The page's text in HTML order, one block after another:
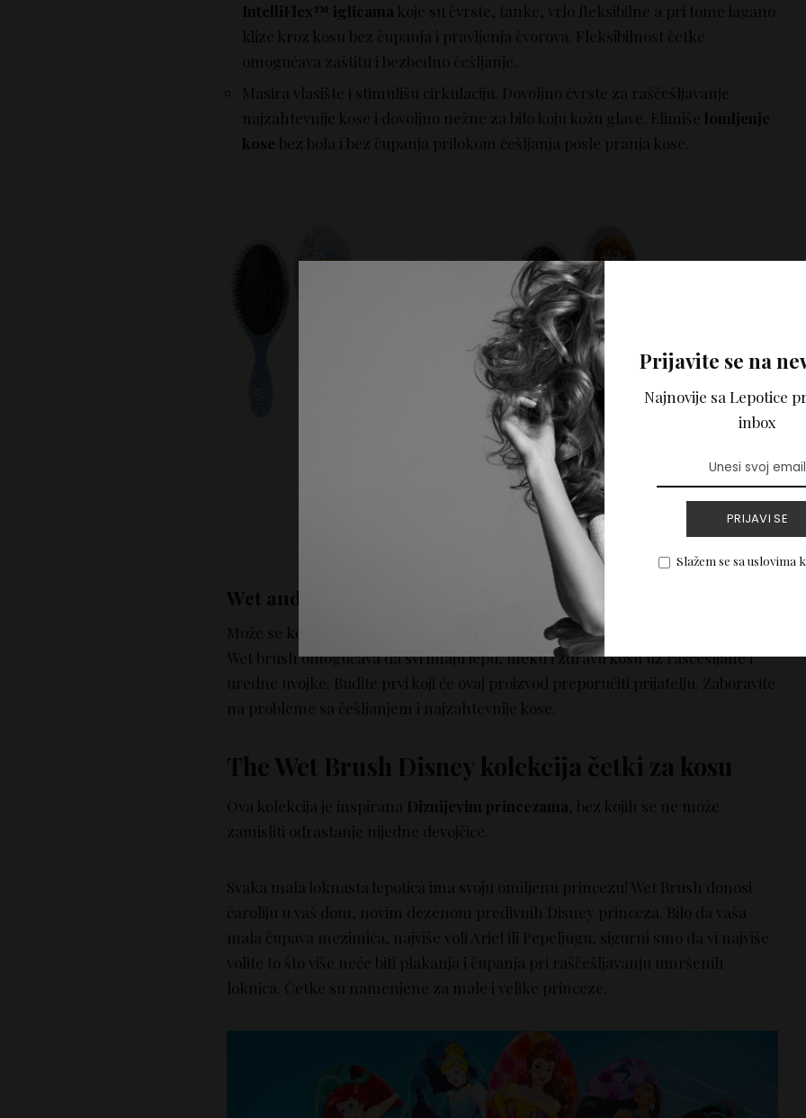
Prijavite se na
Najnovije sa Lepotice
inbox
PRIJAVI SE
Slažem se sa uslovima
IntelliFlex™ iglicama koje su čvrste, tanke, vrlo fleksibilne a pri tome lagano
klize kroz kosu bez čupanja i pravljenja čvorova. Fleksibilnost četke
omogućava zaštitu i bezbedno češljanje.
Masira vlasište i stimulišu cirkulaciju. Dovoljno čvrste za raščešljavanje
najzahtevnije kose i dovoljno nežne za bilo koju kožu glave. Elimiše lomljenje
kose bez bola i bez čupanja prilokom češljanja posle pranja kose.
Wet and Dry upotreba
Može sе koristiti na
kao i za češljanje ekstenzija i perika.
Wet brush omogućava da svi imaju lepu, meku i zdravu kosu uz raščešljane i
uredne uvojke. Budite prvi koji će ovaj proizvod preporučiti prijatelju. Zaboravite
na probleme sa češljanjem i najzahtevnije kose.
The Wet Brush Disney kolekcija četki za kosu
Ova kolekcija je inspirana Diznijevim princezama, bez kojih se ne može
zamisliti odrastanje nijedne devojčice.
Svaka mala loknasta lepotica ima svoju omiljenu princezu! Wet Brush donosi
čaroliju u vaš dom, novim dezenom predivnih Disney princeza. Bilo da vaša
mala čupava mezimica, najviše voli Ariel ili Pepeljugu, sigurni smo da vi najviše
volite to što više neće biti plakanja i čupanja pri raščešljavanju umršenih
loknica. Četke su namenjene za male i velike princeze.